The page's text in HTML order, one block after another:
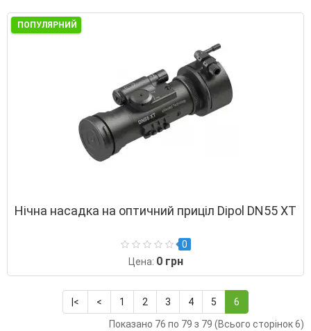
ПОПУЛЯРНИЙ
Нічна насадка на оптичний приціл Dipol DN55 XT
0
Цена: 0 грн
|< < 1 2 3 4 5
6
Показано 76 по 79 з 79 (Всього сторінок 6)